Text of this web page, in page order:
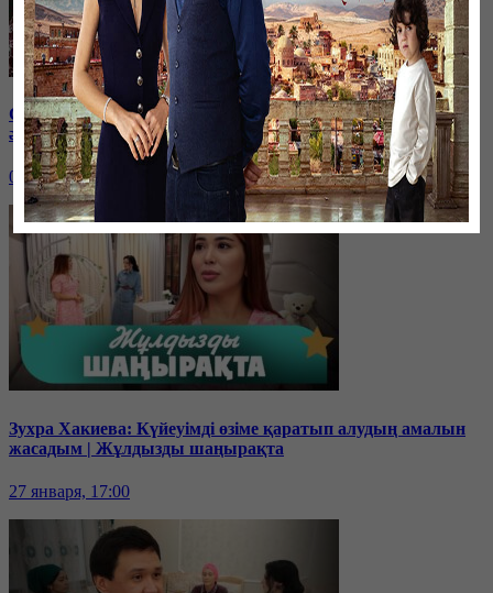
Сабыркүл Асанова: Туған анам тірі болса да, мені басқа
әйел өсірді | Жұлдызды шаңырақта
03 февраля, 17:00
Зухра Хакиева: Күйеуімді өзіме қаратып алудың амалын
жасадым | Жұлдызды шаңырақта
27 января, 17:00